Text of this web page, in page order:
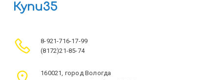
Купи35
8-921-716-17-99
(8172)21-85-74
160021, город Вологда